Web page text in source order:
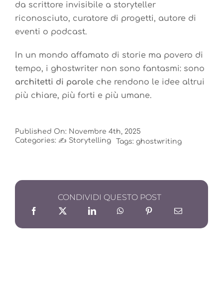
da scrittore invisibile a storyteller
riconosciuto, curatore di progetti, autore di
eventi o podcast.
In un mondo affamato di storie ma povero di
tempo, i ghostwriter non sono fantasmi: sono
architetti di paroleche rendono le idee altrui
più chiare, più forti e più umane.
Published On: Novembre 4th, 2025
Categories: ✍️ Storytelling Tags: ghostwriting
CONDIVIDI QUESTO POST